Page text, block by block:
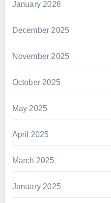
January 2026
December 2025
November 2025
October 2025
May 2025
April 2025
March 2025
January 2025